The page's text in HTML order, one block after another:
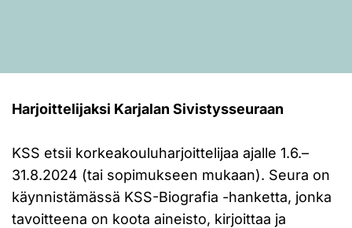
Harjoittelijaksi Karjalan Sivistysseuraan
KSS etsii korkeakouluharjoittelijaa ajalle 1.6.–
31.8.2024 (tai sopimukseen mukaan). Seura on
käynnistämässä KSS-Biografia -hanketta, jonka
tavoitteena on koota aineisto, kirjoittaa ja